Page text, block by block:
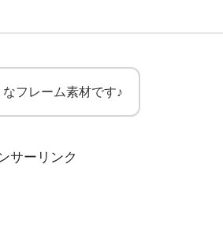
フレーム素材です♪
サーリンク